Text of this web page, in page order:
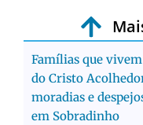
Famílias que
do Cristo
moradias e
em Sobradinho